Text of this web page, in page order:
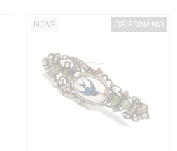
NOVÉ OBJEDNÁNO